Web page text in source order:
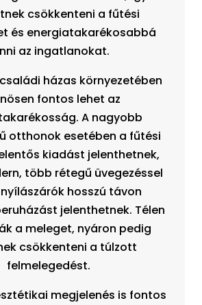
csökkenteni a fűtési
és energiatakarékosabbá
az ingatlanokat.
házas környezetében
fontos lehet az
A nagyobb
otthonok esetében a fűtési
kiadást jelenthetnek,
több rétegű üvegezéssel
hosszú távon
jelenthetnek. Télen
a meleget, nyáron pedig
csökkenteni a túlzott
felmelegedést.
megjelenés is fontos